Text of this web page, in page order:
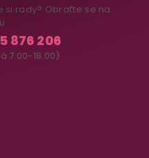
si rady? Obraťte se na
876 206
7.00-18.00)